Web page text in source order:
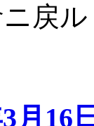
戻ル
月16